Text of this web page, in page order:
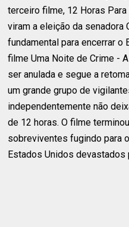
terceiro filme, 12 Horas
viram a eleição da senadora
fundamental para encerrar o
filme Uma Noite de Crime -
ser anulada e segue a
um grande grupo de
independentemente não
de 12 horas. O filme
sobreviventes fugindo para
Estados Unidos devastados